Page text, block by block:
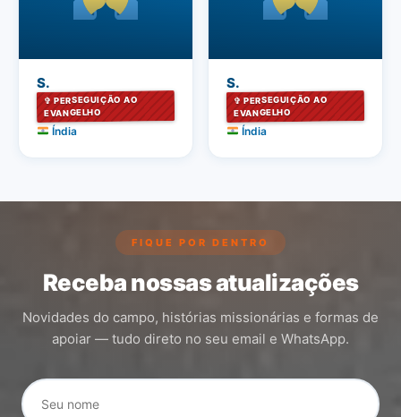
S.
✞ PERSEGUIÇÃO AO
EVANGELHO
Índia
S.
✞ PERSEGUIÇÃO AO
EVANGELHO
Índia
FIQUE POR DENTRO
Receba nossas atualizações
Novidades do campo, histórias missionárias e formas de
apoiar — tudo direto no seu email e WhatsApp.